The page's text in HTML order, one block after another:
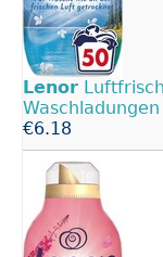
Lenor
€6.18